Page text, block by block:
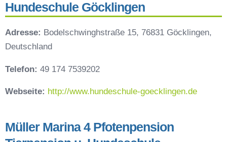
Hundeschule Göcklingen
Adresse: Bodelschwinghstraße 15, 76831 Göcklingen,
Deutschland
Telefon: 49 174 7539202
Webseite: http://www.hundeschule-goecklingen.de
Müller Marina 4 Pfotenpension